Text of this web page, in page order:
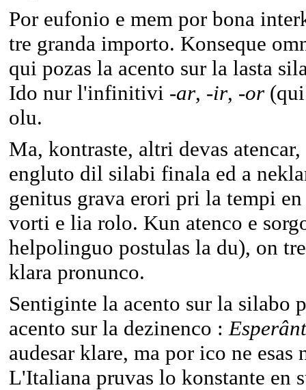
Por eufonio e mem por bona
tre granda importo. Konseque
qui pozas la acento sur la lasta
Ido nur l'infinitivi -ar, -ir, -or
olu.
Ma, kontraste, altri devas
engluto dil silabi finala ed a
genitus grava erori pri la tempi
vorti e lia rolo. Kun atenco e
helpolinguo postulas la du), on
klara pronunco.
Sentiginte la acento sur la silabo
acento sur la dezinenco :
audesar klare, ma por ico ne
L'Italiana pruvas lo konstante